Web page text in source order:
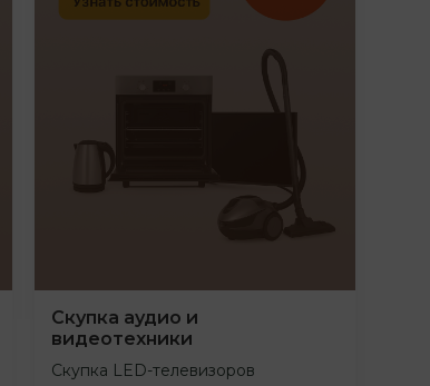
Скупка аудио и
видеотехники
Скупка LED-телевизоров